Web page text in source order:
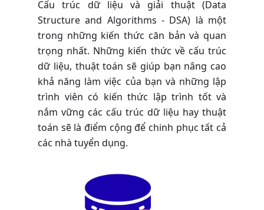
Cấu trúc dữ liệu và giải thuật (Data
Structure and Algorithms - DSA) là một
trong những kiến thức căn bản và quan
trọng nhất. Những kiến thức về cấu trúc
dữ liệu, thuật toán sẽ giúp bạn nâng cao
khả năng làm việc của bạn và những lập
trình viên có kiến thức lập trình tốt và
nắm vững các cấu trúc dữ liệu hay thuật
toán sẽ là điểm cộng để chinh phục tất cả
các nhà tuyển dụng.